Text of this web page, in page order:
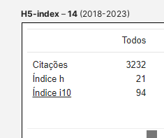
H5-index – 14 (2018-2023)